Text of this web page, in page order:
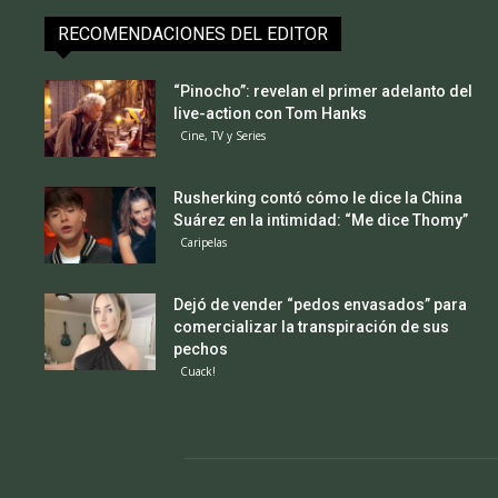
RECOMENDACIONES DEL EDITOR
“Pinocho”: revelan el primer adelanto del
live-action con Tom Hanks
Cine, TV y Series
Rusherking contó cómo le dice la China
Suárez en la intimidad: “Me dice Thomy”
Caripelas
Dejó de vender “pedos envasados” para
comercializar la transpiración de sus
pechos
Cuack!